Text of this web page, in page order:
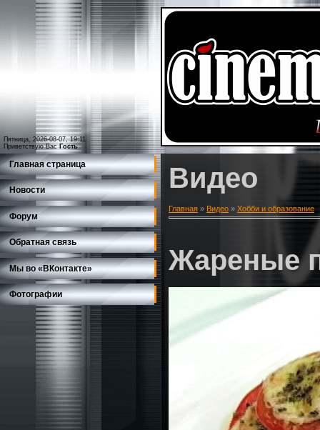
Пятница, 2026-08-07, 19:11
Приветствую Вас Гость
Главная страница
Новости
Форум
Обратная связь
Мы во «ВКонтакте»
Фотографии
Видео
Главная » Видео » Хобби и образование
Жареные